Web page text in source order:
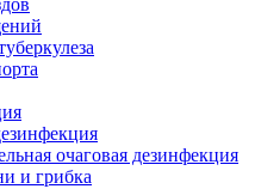
очаговая дезинфекция
и грибка